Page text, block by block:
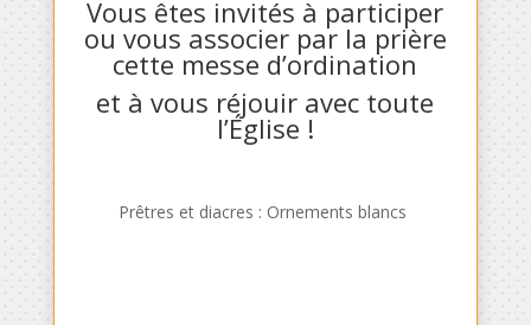
Vous êtes invités à participer
ou vous associer par la prière
cette messe d’ordination
et à vous réjouir avec toute
l’Église !
Prêtres et diacres : Ornements blancs